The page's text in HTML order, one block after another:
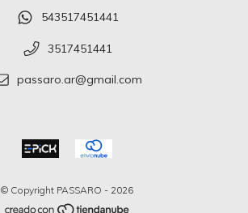
543517451441
3517451441
passaro.ar@gmail.com
© Copyright PASSARO - 2026